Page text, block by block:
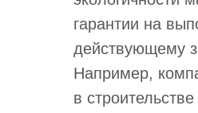
гарантии на
действующему
Например,
в